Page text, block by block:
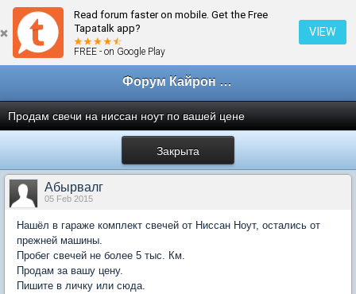
Read forum faster on mobile. Get the Free
Tapatalk app?
FREE - on Google Play
VIEW
Форум Кайрон клана
Продам свечи на ниссан ноут по вашей цене
Закрыта
Абырвалг
05 Feb 2015
Нашёл в гараже комплект свечей от Ниссан Ноут, остались от
прежней машины.
Пробег свечей не более 5 тыс. Км.
Продам за вашу цену.
Пишите в личку или сюда.